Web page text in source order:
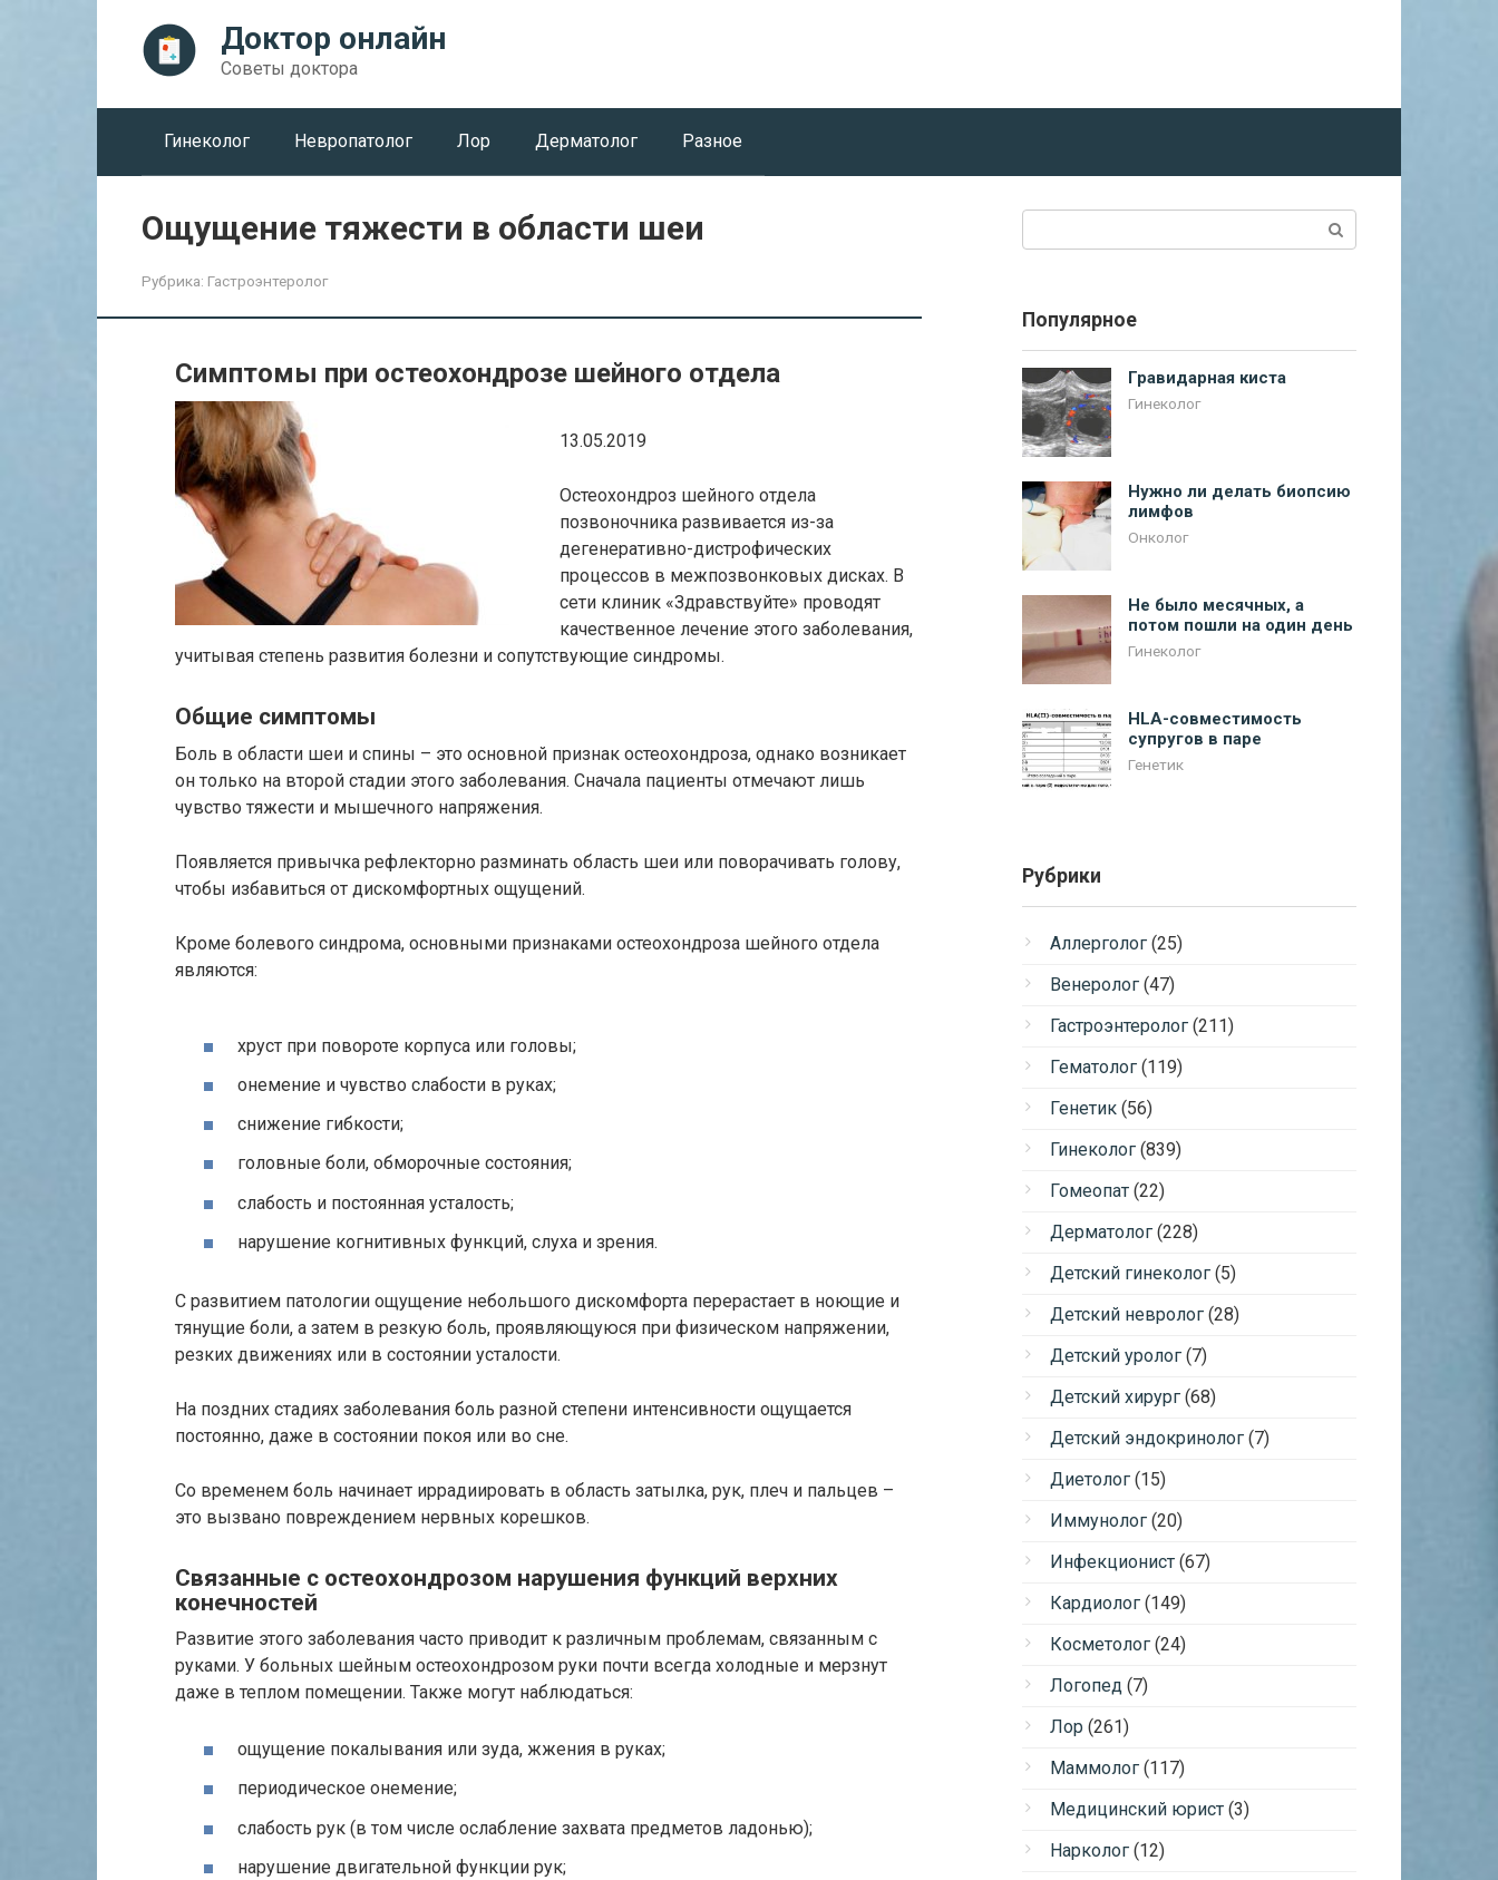
Доктор онлайн
Советы доктора
Гинеколог Невропатолог Лор Дерматолог Разное
Ощущение тяжести в области шеи
Рубрика: Гастроэнтеролог
Симптомы при остеохондрозе шейного отдела
13.05.2019
Остеохондроз шейного отдела
позвоночника развивается из-за
дегенеративно-дистрофических
процессов в межпозвонковых дисках. В
сети клиник «Здравствуйте» проводят
качественное лечение этого заболевания,
учитывая степень развития болезни и сопутствующие синдромы.
Общие симптомы
Боль в области шеи и спины – это основной признак остеохондроза, однако возникает
он только на второй стадии этого заболевания. Сначала пациенты отмечают лишь
чувство тяжести и мышечного напряжения.
Появляется привычка рефлекторно разминать область шеи или поворачивать голову,
чтобы избавиться от дискомфортных ощущений.
Кроме болевого синдрома, основными признаками остеохондроза шейного отдела
являются:
хруст при повороте корпуса или головы;
онемение и чувство слабости в руках;
снижение гибкости;
головные боли, обморочные состояния;
слабость и постоянная усталость;
нарушение когнитивных функций, слуха и зрения.
С развитием патологии ощущение небольшого дискомфорта перерастает в ноющие и
тянущие боли, а затем в резкую боль, проявляющуюся при физическом напряжении,
резких движениях или в состоянии усталости.
На поздних стадиях заболевания боль разной степени интенсивности ощущается
постоянно, даже в состоянии покоя или во сне.
Со временем боль начинает иррадиировать в область затылка, рук, плеч и пальцев –
это вызвано повреждением нервных корешков.
Связанные с остеохондрозом нарушения функций верхних
конечностей
Развитие этого заболевания часто приводит к различным проблемам, связанным с
руками. У больных шейным остеохондрозом руки почти всегда холодные и мерзнут
даже в теплом помещении. Также могут наблюдаться:
ощущение покалывания или зуда, жжения в руках;
периодическое онемение;
слабость рук (в том числе ослабление захвата предметов ладонью);
нарушение двигательной функции рук;
Популярное
Гравидарная киста
Гинеколог
Нужно ли делать биопсию
лимфов
Онколог
Не было месячных, а
потом пошли на один день
Гинеколог
HLA-совместимость
супругов в паре
Генетик
Рубрики
Аллерголог (25)
Венеролог (47)
Гастроэнтеролог (211)
Гематолог (119)
Генетик (56)
Гинеколог (839)
Гомеопат (22)
Дерматолог (228)
Детский гинеколог (5)
Детский невролог (28)
Детский уролог (7)
Детский хирург (68)
Детский эндокринолог (7)
Диетолог (15)
Иммунолог (20)
Инфекционист (67)
Кардиолог (149)
Косметолог (24)
Логопед (7)
Лор (261)
Маммолог (117)
Медицинский юрист (3)
Нарколог (12)